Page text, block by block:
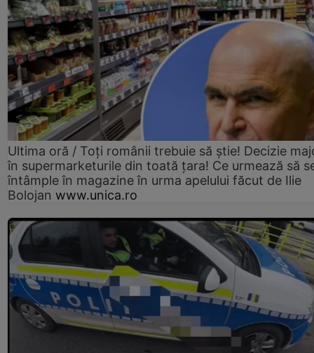
Ultima oră / Toți românii trebuie să știe! Decizie
în supermarketurile din toată țara! Ce urmează să
întâmple în magazine în urma apelului făcut de Ilie
Bolojan www.unica.ro